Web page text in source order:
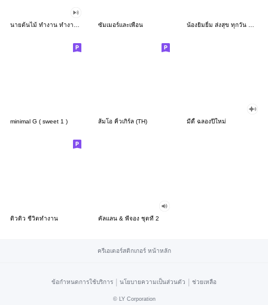
ซัมเมอร์และเพื่อน
minimal G ( sweet 1 ) ส้มโอ คิ้วเกิร์ล (TH) มีดี้ ฉลองปีใหม่
ดิวดิว ชีวิตทำงาน คัลแลน & พี่จอง ชุดที่ 2
ครีเอเตอร์สติกเกอร์ หน้าหลัก
ข้อกำหนดการใช้บริการ | นโยบายความเป็นส่วนตัว | ช่วยเหลือ
© LY Corporation